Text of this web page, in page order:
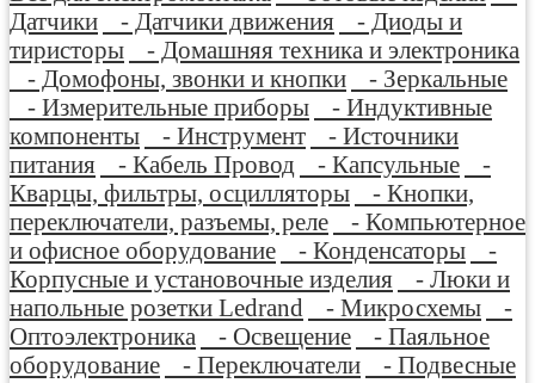
Датчики
- Датчики движения
- Диоды и
тиристоры
- Домашняя техника и электроника
- Домофоны, звонки и кнопки
- Зеркальные
- Измерительные приборы
- Индуктивные
компоненты
- Инструмент
- Источники
питания
- Кабель Провод - Капсульные
-
Кварцы, фильтры, осцилляторы
- Кнопки,
переключатели, разъемы, реле
- Компьютерное
и офисное оборудование
- Конденсаторы
-
Корпусные и установочные изделия
- Люки и
напольные розетки Ledrand
- Микросхемы
-
Оптоэлектроника
- Освещение
- Паяльное
оборудование
- Переключатели
- Подвесные